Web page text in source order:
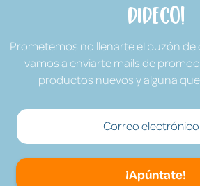
Dideco!
Prometemos no llenarte el buzón de
vamos a enviarte mails de
productos nuevos y alguna
¡Apúntate!